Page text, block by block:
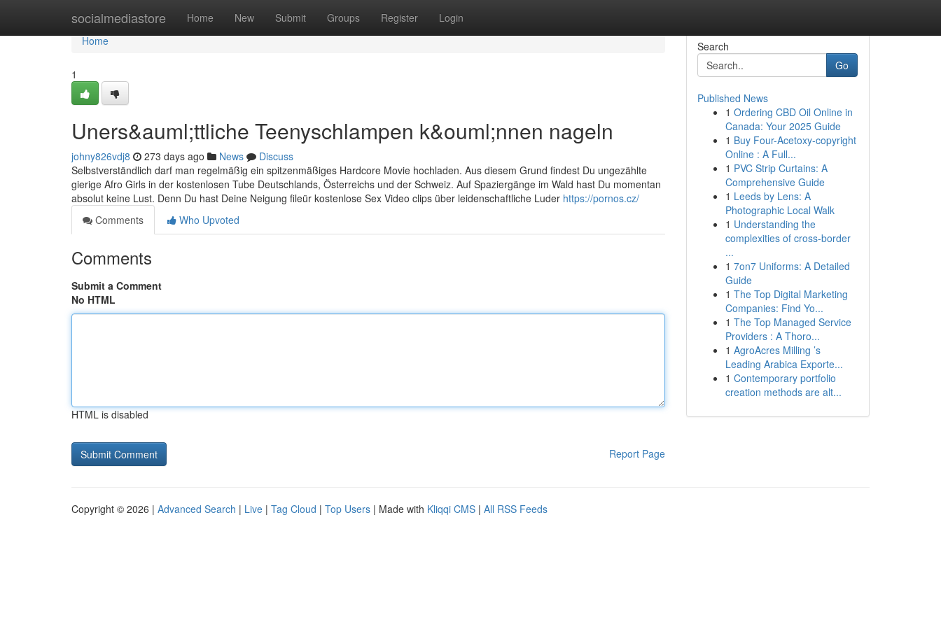
socialmediastore Home New Submit Groups Register Login
Home
Home
1
Uners&auml;ttliche Teenyschlampen k&ouml;nnen nageln
johny826vdj8 273 days ago News
Discuss
Selbstverständlich darf man regelmäßig ein spitzenmäßiges Hardcore Movie hochladen. Aus diesem Grund findest Du ungezählte
gierige Afro Girls in der kostenlosen Tube Deutschlands, Österreichs und der Schweiz. Auf Spaziergänge im Wald hast Du momentan
absolut keine Lust. Denn Du hast Deine Neigung fileür kostenlose Sex Video clips über leidenschaftliche Luder https://pornos.cz/
Comments
Who Upvoted
Comments
Submit a Comment
No HTML
HTML is disabled
Report Page
Search
Go
Published News
1 Ordering CBD Oil Online in
Canada: Your 2025 Guide
1 Buy Four-Acetoxy-copyright
Online : A Full...
1 PVC Strip Curtains: A
Comprehensive Guide
1 Leeds by Lens: A
Photographic Local Walk
1 Understanding the
complexities of cross-border
...
1 7on7 Uniforms: A Detailed
Guide
1 The Top Digital Marketing
Companies: Find Yo...
1 The Top Managed Service
Providers : A Thoro...
1 AgroAcres Milling ’s
Leading Arabica Exporte...
1 Contemporary portfolio
creation methods are alt...
Copyright © 2026 | Advanced Search | Live | Tag Cloud | Top Users | Made with Kliqqi CMS | All RSS Feeds